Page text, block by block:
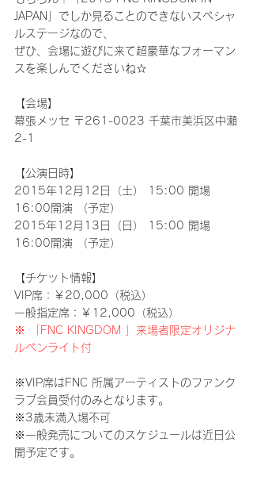
JAPAN」でしか見ることのできないスペシャ
ルステージなので、
ぜひ、会場に遊びに来て超豪華なフォーマン
スを楽しんでくださいね☆
【会場】
幕張メッセ 〒261-0023 千葉市美浜区中瀬
2-1
【公演日時】
2015年12月12日（土） 15:00 開場
16:00開演 （予定）
2015年12月13日（日） 15:00 開場
16:00開演 （予定）
【チケット情報】
VIP席：￥20,000（税込）
一般指定席：￥12,000（税込）
※ 「FNC KINGDOM 」来場者限定オリジナ
ルペンライト付
※VIP席はFNC 所属アーティストのファンク
ラブ会員受付のみとなります。
※3歳未満入場不可
※一般発売についてのスケジュールは近日公
開予定です。